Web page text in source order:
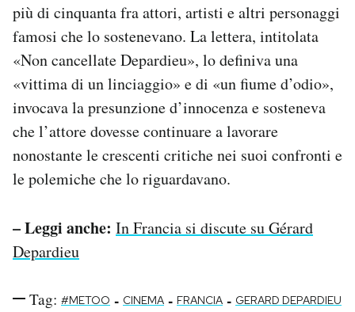
più di cinquanta fra attori, artisti e altri personaggi
famosi che lo sostenevano. La lettera, intitolata
«Non cancellate Depardieu», lo definiva una
«vittima di un linciaggio» e di «un fiume d’odio»,
invocava la presunzione d’innocenza e sosteneva
che l’attore dovesse continuare a lavorare
nonostante le crescenti critiche nei suoi confronti e
le polemiche che lo riguardavano.
– Leggi anche: In Francia si discute su Gérard
Depardieu
Tag: #METOO - CINEMA - FRANCIA - GERARD DEPARDIEU